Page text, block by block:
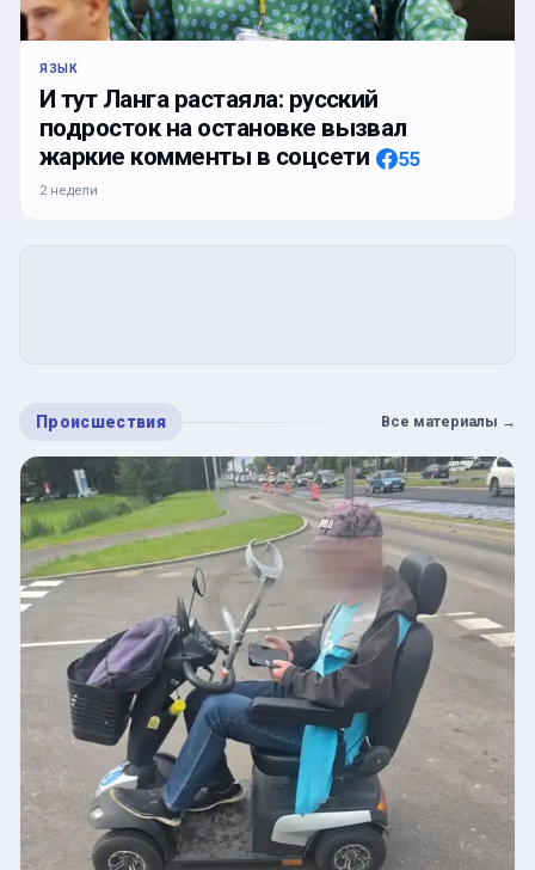
ЯЗЫК
И тут Ланга растаяла: русский
подросток на остановке вызвал
жаркие комменты в соцсети
55
2 недели
Происшествия Все материалы →